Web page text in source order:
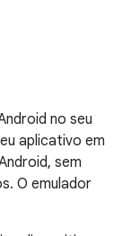
no seu
aplicativo em
sem
O emulador